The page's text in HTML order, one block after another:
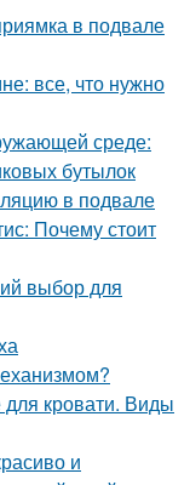
в подвале
все, что нужно
среде:
бутылок
в подвале
Почему стоит
выбор для
кровати. Виды
и